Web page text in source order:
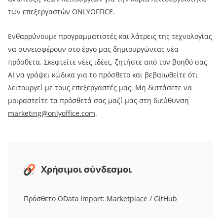
των επεξεργαστών ONLYOFFICE.
Ενθαρρύνουμε προγραμματιστές και λάτρεις της τεχνολογίας
να συνεισφέρουν στο έργο μας δημιουργώντας νέα
πρόσθετα. Σκεφτείτε νέες ιδέες, ζητήστε από τον βοηθό σας
AI να γράψει κώδικα για το πρόσθετο και βεβαιωθείτε ότι
λειτουργεί με τους επεξεργαστές μας. Μη διστάσετε να
μοιραστείτε τα πρόσθετά σας μαζί μας στη διεύθυνση
marketing@onlyoffice.com.
Χρήσιμοι σύνδεσμοι
Πρόσθετο OData Import: Marketplace / GitHub